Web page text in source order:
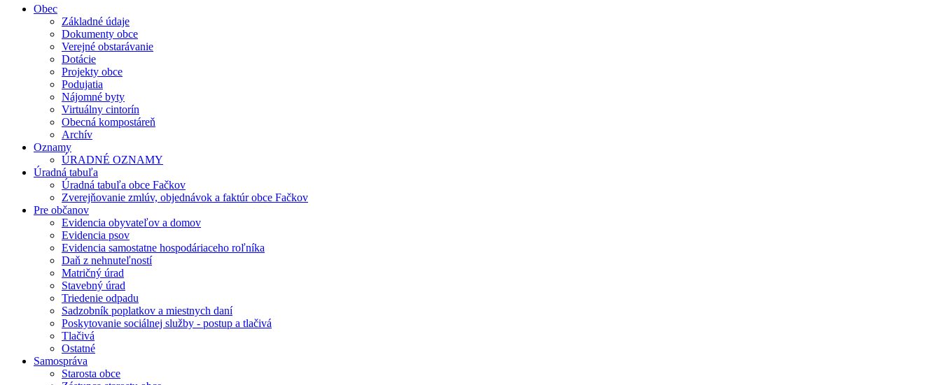
Obec
Základné údaje
Dokumenty obce
Verejné obstarávanie
Dotácie
Projekty obce
Podujatia
Nájomné byty
Virtuálny cintorín
Obecná kompostáreň
Archív
Oznamy
ÚRADNÉ OZNAMY
Úradná tabuľa
Úradná tabuľa obce Fačkov
Zverejňovanie zmlúv, objednávok a faktúr obce Fačkov
Pre občanov
Evidencia obyvateľov a domov
Evidencia psov
Evidencia samostatne hospodáriaceho roľníka
Daň z nehnuteľností
Matričný úrad
Stavebný úrad
Triedenie odpadu
Sadzobník poplatkov a miestnych daní
Poskytovanie sociálnej služby - postup a tlačivá
Tlačivá
Ostatné
Samospráva
Starosta obce